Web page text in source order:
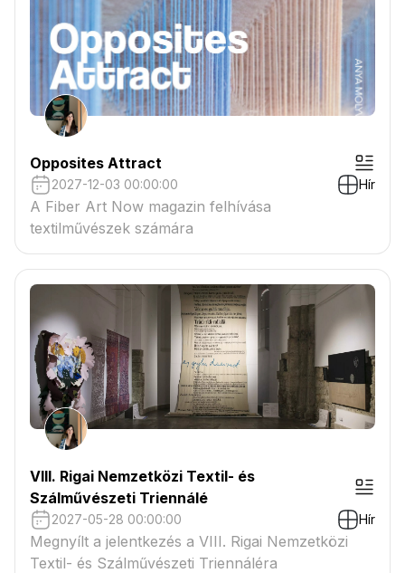
Opposites Attract
2027-12-03 00:00:00 Hír
A Fiber Art Now magazin felhívása
textilművészek számára
VIII. Rigai Nemzetközi Textil- és
Szálművészeti Triennálé
2027-05-28 00:00:00 Hír
Megnyílt a jelentkezés a VIII. Rigai Nemzetközi
Textil- és Szálművészeti Triennáléra